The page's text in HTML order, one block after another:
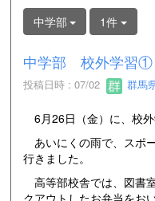
中学部 1件
中学部 校外学習①
投稿日時 : 07/02 群馬
6月26日（金）に、校外
あいにくの雨で、スポ
行きました。
高等部校舎では、図書
クアウトしたお弁当をお